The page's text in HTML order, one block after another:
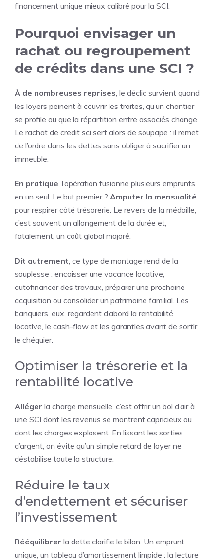
financement unique mieux calibré pour la SCI.
Pourquoi envisager un
rachat ou regroupement
de crédits dans une SCI ?
À de nombreuses reprises, le déclic survient quand
les loyers peinent à couvrir les traites, qu’un chantier
se profile ou que la répartition entre associés change.
Le rachat de credit sci sert alors de soupape : il remet
de l’ordre dans les dettes sans obliger à sacrifier un
immeuble.
En pratique, l’opération fusionne plusieurs emprunts
en un seul. Le but premier ? Amputer la mensualité
pour respirer côté trésorerie. Le revers de la médaille,
c’est souvent un allongement de la durée et,
fatalement, un coût global majoré.
Dit autrement, ce type de montage rend de la
souplesse : encaisser une vacance locative,
autofinancer des travaux, préparer une prochaine
acquisition ou consolider un patrimoine familial. Les
banquiers, eux, regardent d’abord la rentabilité
locative, le cash-flow et les garanties avant de sortir
le chéquier.
Optimiser la trésorerie et la
rentabilité locative
Alléger la charge mensuelle, c’est offrir un bol d’air à
une SCI dont les revenus se montrent capricieux ou
dont les charges explosent. En lissant les sorties
d’argent, on évite qu’un simple retard de loyer ne
déstabilise toute la structure.
Réduire le taux
d’endettement et sécuriser
l’investissement
Rééquilibrer la dette clarifie le bilan. Un emprunt
unique, un tableau d’amortissement limpide : la lecture